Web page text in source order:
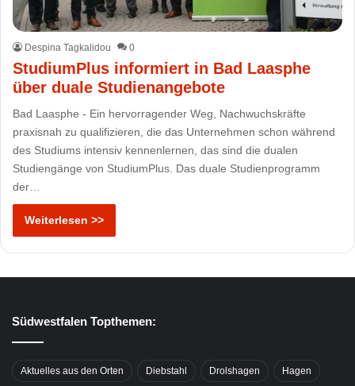
Despina Tagkalidou 0
StudiumPlus informiert in Bad Laasphe
über duale Studienangebote
Bad Laasphe - Ein hervorragender Weg, Nachwuchskräfte
praxisnah zu qualifizieren, die das Unternehmen schon während
des Studiums intensiv kennenlernen, das sind die dualen
Studiengänge von StudiumPlus. Das duale Studienprogramm
der…
Weiterlesen >>
Südwestfalen Topthemen:
Aktuelles aus den Orten Diebstahl Drolshagen Hagen